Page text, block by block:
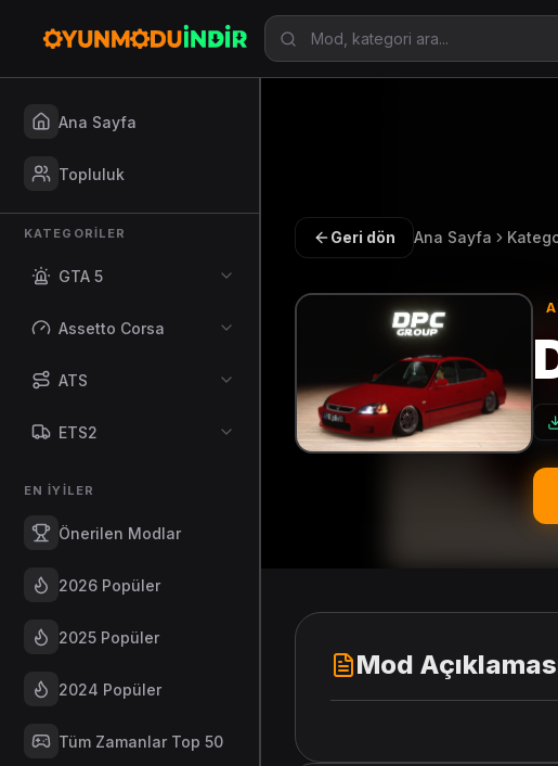
Ana Sayfa
Topluluk
KATEGORILER
GTA 5
Assetto Corsa
ATS
ETS2
EN İYILER
Önerilen Modlar
2026 Popüler
2025 Popüler
2024 Popüler
Tüm Zamanlar Top 50
Geri dön Ana Sayfa
Mod